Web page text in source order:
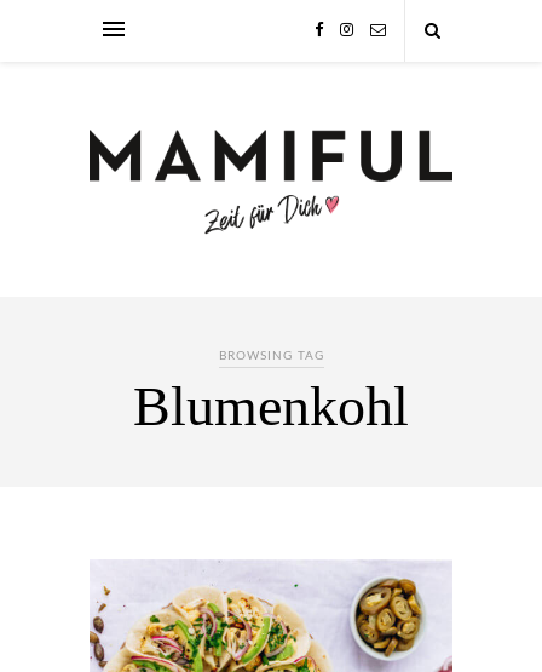
BROWSING TAG
Blumenkohl